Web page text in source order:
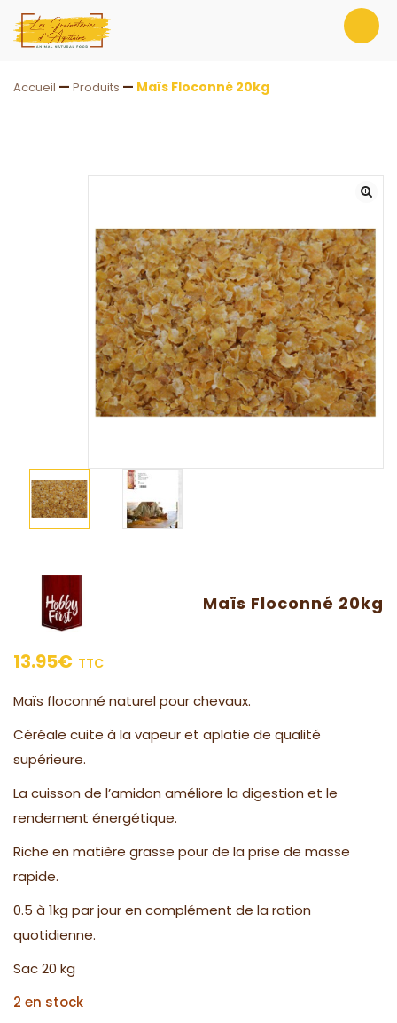
Accueil — Produits — Maïs Floconné 20kg
Maïs Floconné 20kg
13.95€ TTC
Maïs floconné naturel pour chevaux.
Céréale cuite à la vapeur et aplatie de qualité
supérieure.
La cuisson de l’amidon améliore la digestion et le
rendement énergétique.
Riche en matière grasse pour de la prise de masse
rapide.
0.5 à 1kg par jour en complément de la ration
quotidienne.
Sac 20 kg
2 en stock